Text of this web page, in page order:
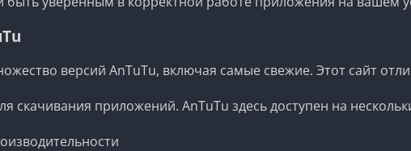
версий AnTuTu, включая самые свежие. Этот сайт
скачивания приложений. AnTuTu здесь доступен на